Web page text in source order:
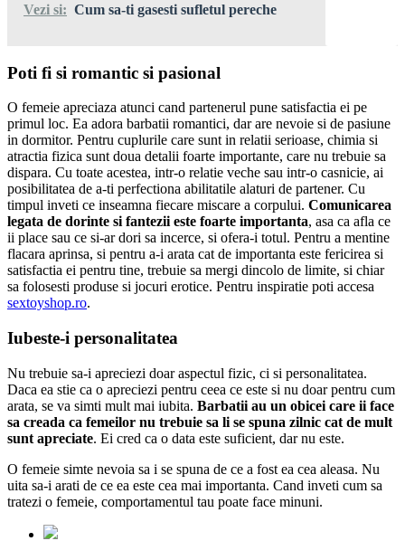
Vezi si: Cum sa-ti gasesti sufletul pereche
Poti fi si romantic si pasional
O femeie apreciaza atunci cand partenerul pune satisfactia ei pe
primul loc. Ea adora barbatii romantici, dar are nevoie si de pasiune
in dormitor. Pentru cuplurile care sunt in relatii serioase, chimia si
atractia fizica sunt doua detalii foarte importante, care nu trebuie sa
dispara. Cu toate acestea, intr-o relatie veche sau intr-o casnicie, ai
posibilitatea de a-ti perfectiona abilitatile alaturi de partener. Cu
timpul inveti ce inseamna fiecare miscare a corpului. Comunicarea
legata de dorinte si fantezii este foarte importanta, asa ca afla ce
ii place sau ce si-ar dori sa incerce, si ofera-i totul. Pentru a mentine
flacara aprinsa, si pentru a-i arata cat de importanta este fericirea si
satisfactia ei pentru tine, trebuie sa mergi dincolo de limite, si chiar
sa folosesti produse si jocuri erotice. Pentru inspiratie poti accesa
sextoyshop.ro.
Iubeste-i personalitatea
Nu trebuie sa-i apreciezi doar aspectul fizic, ci si personalitatea.
Daca ea stie ca o apreciezi pentru ceea ce este si nu doar pentru cum
arata, se va simti mult mai iubita. Barbatii au un obicei care ii face
sa creada ca femeilor nu trebuie sa li se spuna zilnic cat de mult
sunt apreciate. Ei cred ca o data este suficient, dar nu este.
O femeie simte nevoia sa i se spuna de ce a fost ea cea aleasa. Nu
uita sa-i arati de ce ea este cea mai importanta. Cand inveti cum sa
tratezi o femeie, comportamentul tau poate face minuni.